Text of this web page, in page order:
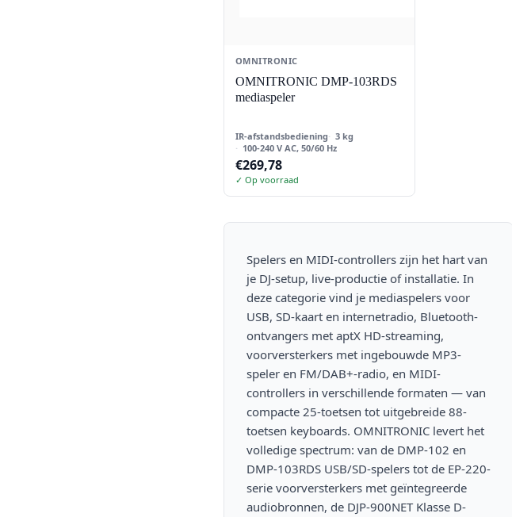
102) speelt alleen audio af van USB/SD-kaart.
Een voorversterker (EP-220-serie) combineert
afspeling met versterking en extra audiobronnen
(FM-radio, Bluetooth, internet). Kies een
mediaspeler voor eenvoudige afspeling in een
belangrijk? aptX HD is een Bluetooth-codec die
audio tot 48 kHz en 24-bit stuurt — veel beter
dan standaard Bluetooth. De BDT-5.2PRO
smartphone. Standaard Bluetooth (BDT-5.0) is
controller rechtstreeks op speakers aansluiten?
Nee. MIDI-controllers (KEY-25, KEY-288, PAD-12)
sturen alleen noten en control-signalen, geen
synthesizer of drum machine. Voor audio-
uitgang heb je een versterker of actieve speakers
OMNITRONIC
OMNITRONIC DMP-103RDS
mediaspeler
IR-afstandsbediening
3 kg
100-240 V AC, 50/60 Hz
€269,78
✓ Op voorraad
Spelers en MIDI-controllers zijn het hart van
je DJ-setup, live-productie of installatie. In
deze categorie vind je mediaspelers voor
USB, SD-kaart en internetradio, Bluetooth-
ontvangers met aptX HD-streaming,
voorversterkers met ingebouwde MP3-
speler en FM/DAB+-radio, en MIDI-
controllers in verschillende formaten — van
compacte 25-toetsen tot uitgebreide 88-
toetsen keyboards. OMNITRONIC levert het
volledige spectrum: van de DMP-102 en
DMP-103RDS USB/SD-spelers tot de EP-220-
serie voorversterkers met geïntegreerde
audiobronnen, de DJP-900NET Klasse D-